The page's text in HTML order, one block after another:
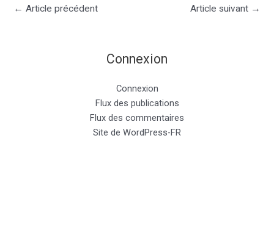
← Article précédent Article suivant →
Connexion
Connexion
Flux des publications
Flux des commentaires
Site de WordPress-FR